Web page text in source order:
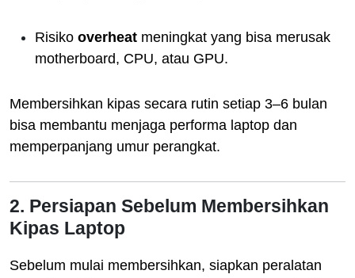
Risiko overheat meningkat yang bisa merusak
motherboard, CPU, atau GPU.
Membersihkan kipas secara rutin setiap 3–6 bulan
bisa membantu menjaga performa laptop dan
memperpanjang umur perangkat.
2. Persiapan Sebelum Membersihkan
Kipas Laptop
Sebelum mulai membersihkan, siapkan peralatan